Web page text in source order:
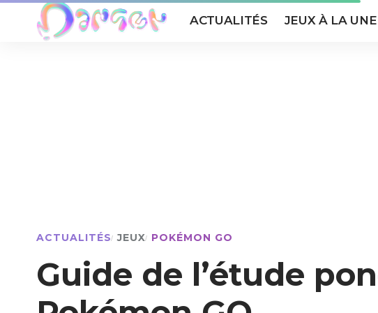
ACTUALITÉS JEUX À LA UNE
ACTUALITÉS JEUX POKÉMON GO
Guide de l’étude